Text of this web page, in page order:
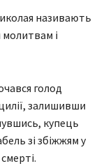
називають
і
голод
залишивши
купець
зі збіжжям у